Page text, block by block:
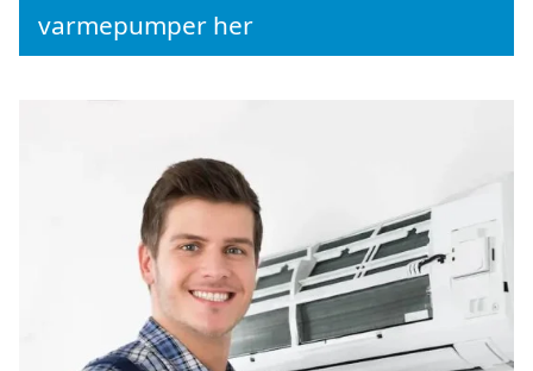
varmepumper her